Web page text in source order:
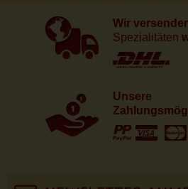
Wir
Spezialitäten
Unsere